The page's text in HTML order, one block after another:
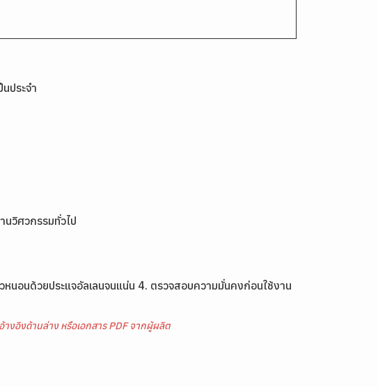
ประจำ
นวิศวกรรมทั่วไป
นอนด้วยประแจอัลเลนจนแน่น 4. ตรวจสอบความมั่นคงก่อนใช้งาน
งอิงด้านล่าง หรือเอกสาร PDF จากผู้ผลิต